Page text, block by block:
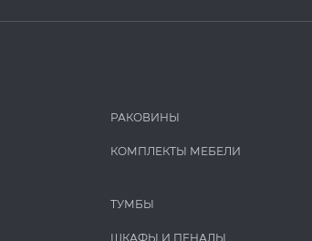
РАКОВИНЫ
КОМПЛЕКТЫ МЕБЕЛИ
ТУМБЫ
ШКАФЫ И ПЕНАЛЫ